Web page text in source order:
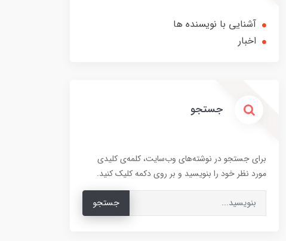
آشنایی با نویسنده ها
اخبار
جستجو
برای جستجو در نوشته‌های وب‌سایت، کلمه‌ی کلیدی
مورد نظر خود را بنویسید و بر روی دکمه کلیک کنید.
جستجو